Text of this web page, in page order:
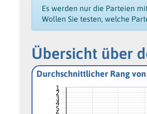
Es werden nur die Parteien
Wollen Sie testen, welche
Übersicht über
5
4
3
2
1
Durchschnittlicher Rang